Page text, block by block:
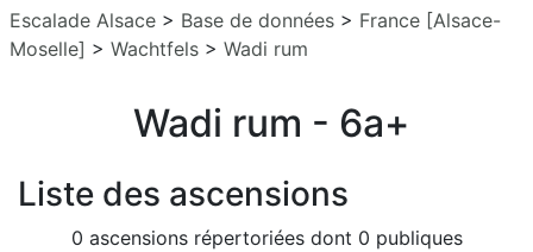
Escalade Alsace > Base de données > France [Alsace-
Moselle] > Wachtfels > Wadi rum
Wadi rum - 6a+
Liste des ascensions
0 ascensions répertoriées dont 0 publiques